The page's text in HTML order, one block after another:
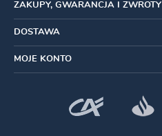
ZAKUPY, GWARANCJA I ZWROTY
DOSTAWA
MOJE KONTO